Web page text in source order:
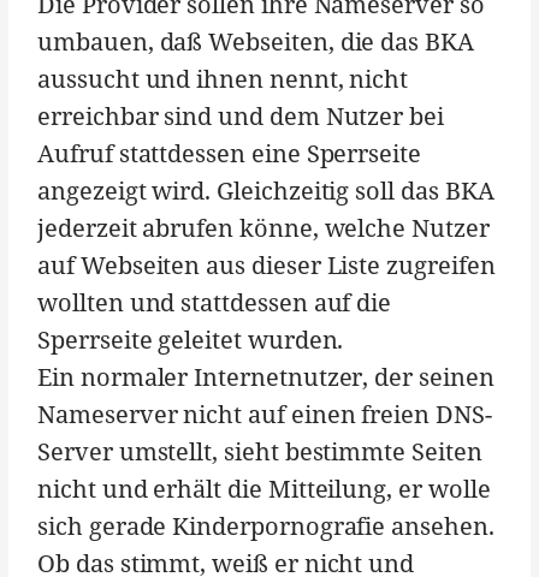
umbauen, daß Webseiten, die das BKA
aussucht und ihnen nennt, nicht
erreichbar sind und dem Nutzer bei
Aufruf stattdessen eine Sperrseite
angezeigt wird. Gleichzeitig soll das BKA
jederzeit abrufen könne, welche Nutzer
auf Webseiten aus dieser Liste zugreifen
wollten und stattdessen auf die
Sperrseite geleitet wurden.
Ein normaler Internetnutzer, der seinen
Nameserver nicht auf einen freien DNS-
Server umstellt, sieht bestimmte Seiten
nicht und erhält die Mitteilung, er wolle
sich gerade Kinderpornografie ansehen.
Ob das stimmt, weiß er nicht und